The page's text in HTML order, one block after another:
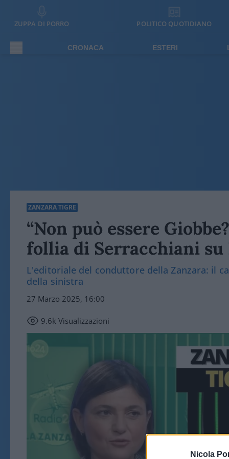
Nicola
ZUPPA DI PORRO POLITICO QUOTIDIANO
CRONACA ESTERI
ZANZARA TIGRE
“Non può essere
follia di Serracchiani su
L'editoriale del conduttore della Zanzara: il
della sinistra
27 Marzo 2025, 16:00
9.6k Visualizzazioni